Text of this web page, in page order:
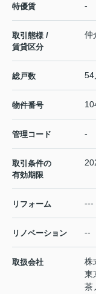
特優賃 -
取引態様 /
賃貸区分
仲
総戸数 54
物件番号
管理コード -
取引条件の
有効期限
リフォーム ---
リノベーション --
取扱会社
株
東
茶